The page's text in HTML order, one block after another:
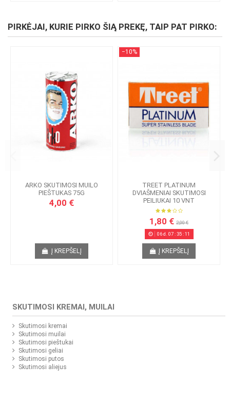
PIRKĖJAI, KURIE PIRKO ŠIĄ PREKĘ, TAIP PAT PIRKO:
ARKO SKUTIMOSI MUILO
PIEŠTUKAS 75G
4,00 €
Į KREPŠELĮ
−10%
TREET PLATINUM
DVIAŠMENIAI SKUTIMOSI
PEILIUKAI 10 VNT
1,80 €2,00 €
06d. 07:35:10
Į KREPŠELĮ
SKUTIMOSI KREMAI, MUILAI
Skutimosi kremai
Skutimosi muilai
Skutimosi pieštukai
Skutimosi geliai
Skutimosi putos
Skutimosi aliejus